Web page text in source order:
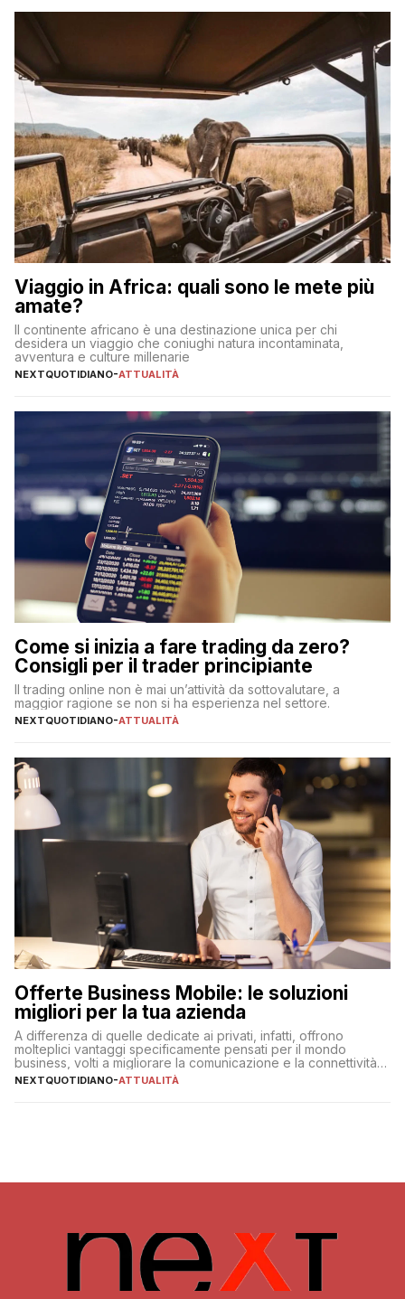
sul […]
Viaggio in Africa: quali sono le mete più
amate?
Il continente africano è una destinazione unica per chi
desidera un viaggio che coniughi natura incontaminata,
avventura e culture millenarie
NEXTQUOTIDIANO-ATTUALITÀ
Come si inizia a fare trading da zero?
Consigli per il trader principiante
Il trading online non è mai un’attività da sottovalutare, a
maggior ragione se non si ha esperienza nel settore.
NEXTQUOTIDIANO-ATTUALITÀ
Offerte Business Mobile: le soluzioni
migliori per la tua azienda
A differenza di quelle dedicate ai privati, infatti, offrono
molteplici vantaggi specificamente pensati per il mondo
business, volti a migliorare la comunicazione e la connettività
degli utenti
NEXTQUOTIDIANO-ATTUALITÀ